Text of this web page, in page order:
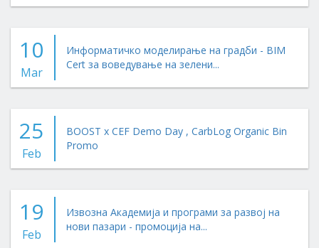
10
Mar
Информатичко моделирање на градби - BIM
Cert за воведување на зелени...
25
Feb
BOOST x CEF Demo Day , CarbLog Organic Bin
Promo
19
Feb
Извозна Академија и програми за развој на
нови пазари - промоција на...